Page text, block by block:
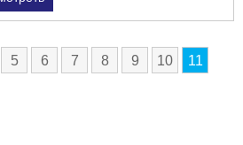
5 6 7 8 9 10 11